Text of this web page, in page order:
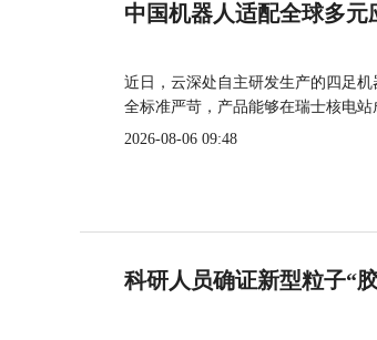
中国机器人适配全球多元
近日，云深处自主研发生产的四足
全标准严苛，产品能够在瑞士核电
2026-08-06 09:48
科研人员确证新型粒子“